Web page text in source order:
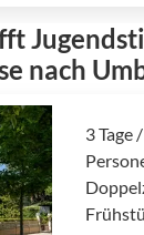
nach
3 Tage